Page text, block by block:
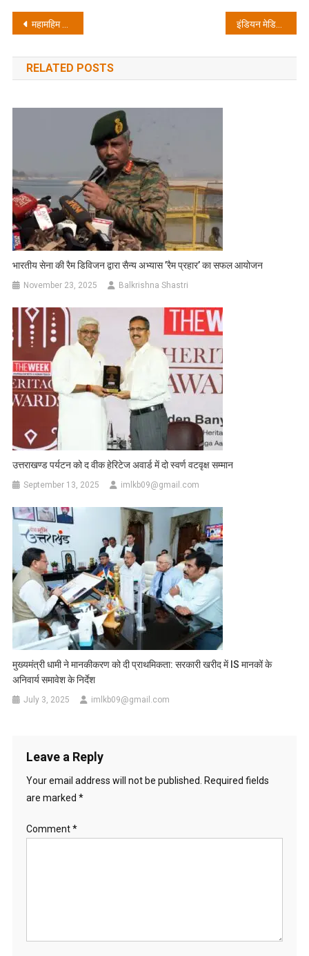
Post
navigation
महामहिम राष्ट्रपति श्रीमती द्रोपती मुर्मू से राष्ट्रीय मुद्दों को लेकर शिष्टाचार भेंट इंडियन मेडिकल एसोसिएशन के तत्वावधान में निःशुल्क स्वास्थ्य शिविर प्रेस क्लब सभागार में आयोजित
RELATED POSTS
भारतीय सेना की रैम डिविजन द्वारा सैन्य अभ्यास ’रैम प्रहार’ का सफल आयोजन
November 23, 2025 Balkrishna Shastri
उत्तराखण्ड पर्यटन को द वीक हेरिटेज अवार्ड में दो स्वर्ण वटवृक्ष सम्मान
September 13, 2025 imlkb09@gmail.com
मुख्यमंत्री धामी ने मानकीकरण को दी प्राथमिकता: सरकारी खरीद में IS मानकों के
अनिवार्य समावेश के निर्देश
July 3, 2025 imlkb09@gmail.com
Leave a Reply
Your email address will not be published. Required fields
are marked *
Comment*